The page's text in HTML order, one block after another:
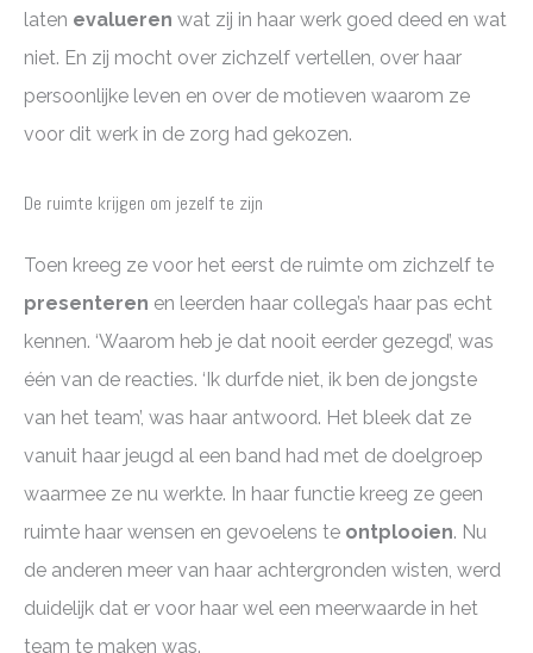
laten evalueren wat zij in haar werk goed deed en wat
niet. En zij mocht over zichzelf vertellen, over haar
persoonlijke leven en over de motieven waarom ze
voor dit werk in de zorg had gekozen.
De ruimte krijgen om jezelf te zijn
Toen kreeg ze voor het eerst de ruimte om zichzelf te
presenteren en leerden haar collega’s haar pas echt
kennen. ‘Waarom heb je dat nooit eerder gezegd’, was
één van de reacties. ‘Ik durfde niet, ik ben de jongste
van het team’, was haar antwoord. Het bleek dat ze
vanuit haar jeugd al een band had met de doelgroep
waarmee ze nu werkte. In haar functie kreeg ze geen
ruimte haar wensen en gevoelens te ontplooien. Nu
de anderen meer van haar achtergronden wisten, werd
duidelijk dat er voor haar wel een meerwaarde in het
team te maken was.